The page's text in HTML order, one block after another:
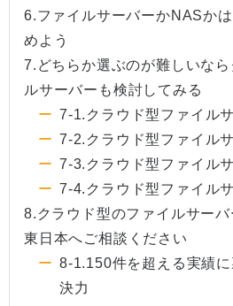
6.ファイルサーバーかNASか
めよう
7.どちらか選ぶのが難しいな
ルサーバーも検討してみる
7-1.クラウド型ファイル
7-2.クラウド型ファイル
7-3.クラウド型ファイル
7-4.クラウド型ファイル
8.クラウド型のファイルサー
東日本へご相談ください
8-1.150件を超える実績
決力